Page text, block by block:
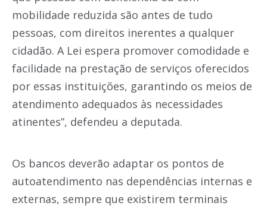
mobilidade reduzida são antes de tudo
pessoas, com direitos inerentes a qualquer
cidadão. A Lei espera promover comodidade e
facilidade na prestação de serviços oferecidos
por essas instituições, garantindo os meios de
atendimento adequados às necessidades
atinentes”, defendeu a deputada.
Os bancos deverão adaptar os pontos de
autoatendimento nas dependências internas e
externas, sempre que existirem terminais